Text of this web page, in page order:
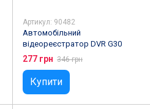
Артикул: 90482
Автомобільний
відеореєстратор DVR G30
277 грн 346 грн
Купити